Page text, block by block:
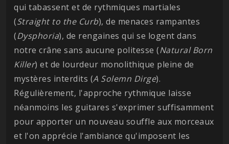
qui tabassent et de rythmiques martiales
(Straight to the Curb), de menaces rampantes
(Dysphoria), de rengaines qui se logent dans
notre crâne sans aucune politesse (Natural Born
Killer) et de lourdeur monolithique pleine de
mystères interdits (A Solemn Dirge).
Régulièrement, l'approche rythmique laisse
néanmoins les guitares s'exprimer suffisamment
pour apporter un nouveau souffle aux morceaux
et l'on apprécie l'ambiance qu'imposent les